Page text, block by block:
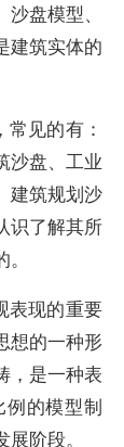
盘模型、
建筑实体的
见的有：
沙盘、工业
建筑规划沙
识了解其所
表现的重要
想的一种形
，是一种表
的模型制
阶段。